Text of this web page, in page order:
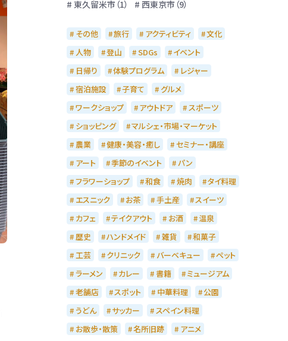
東久留米市（1） 西東京市（9）
その他 旅行 アクティビティ
文化
人物
登山 SDGs
イベント
日帰り
体験プログラム
レジャー
宿泊施設
子育て
グルメ
ワークショップ
アウトドア
スポーツ
ショッピング
マルシェ・市場・マーケット
農業
健康・美容・癒し
セミナー・講座
アート
季節のイベント
パン
フラワーショップ
和食 焼肉
タイ料理
エスニック
お茶 手土産
スイーツ
カフェ
テイクアウト お酒
温泉
歴史
ハンドメイド 雑貨
和菓子
工芸
クリニック バーベキュー
ペット
ラーメン
カレー 書籍
ミュージアム
老舗店
スポット 中華料理
公園
うどん
サッカー
スペイン料理
お散歩・散策
名所旧跡
アニメ